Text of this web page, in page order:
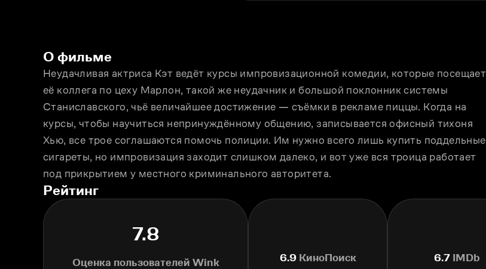
О фильме
Неудачливая актриса Кэт ведёт курсы импровизационной комедии, которые посещает
её коллега по цеху Марлон, такой же неудачник и большой поклонник системы
Станиславского, чьё величайшее достижение — съёмки в рекламе пиццы. Когда на
курсы, чтобы научиться непринуждённому общению, записывается офисный тихоня
Хью, все трое соглашаются помочь полиции. Им нужно всего лишь купить поддельные
сигареты, но импровизация заходит слишком далеко, и вот уже вся троица работает
под прикрытием у местного криминального авторитета.
Рейтинг
7.8
Оценка пользователей Wink
6.9КиноПоиск 6.7IMDb